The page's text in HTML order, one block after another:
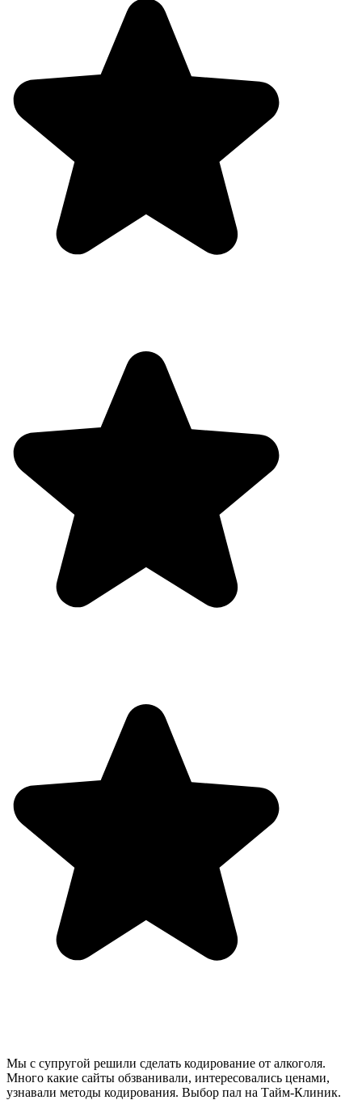
Мы с супругой решили сделать кодирование от алкоголя.
Много какие сайты обзванивали, интересовались ценами,
узнавали методы кодирования. Выбор пал на Тайм-Клиник.